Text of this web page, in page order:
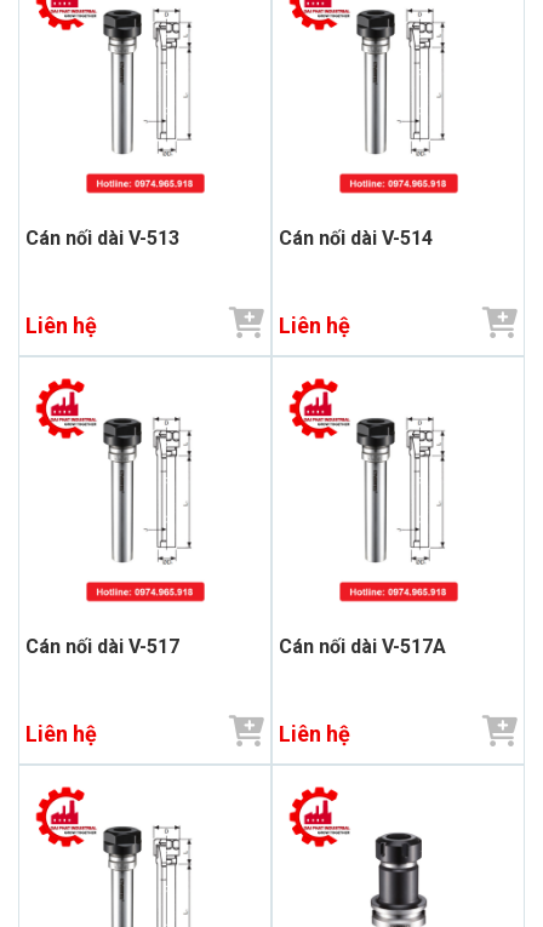
Cán nối dài V-513
Liên hệ
Cán nối dài V-514
Liên hệ
Cán nối dài V-517
Liên hệ
Cán nối dài V-517A
Liên hệ